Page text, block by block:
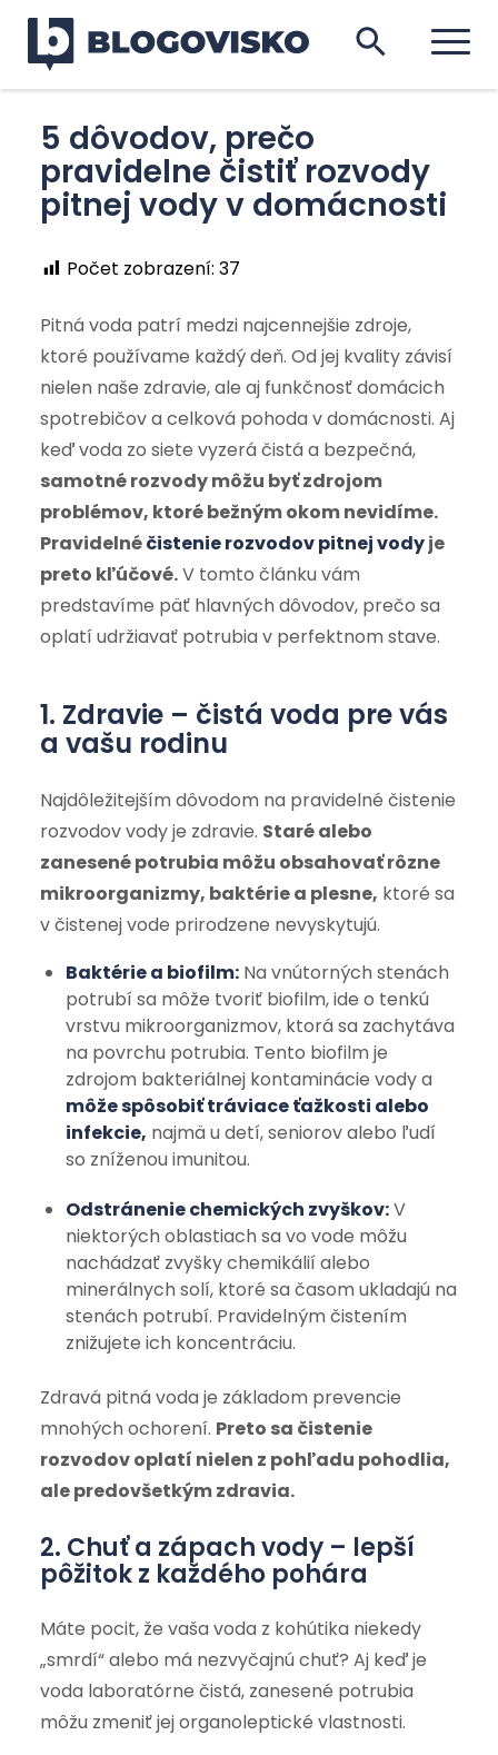
5 dôvodov, prečo
pravidelne čistiť rozvody
pitnej vody v domácnosti
Počet zobrazení: 37
Pitná voda patrí medzi najcennejšie zdroje,
ktoré používame každý deň. Od jej kvality závisí
nielen naše zdravie, ale aj funkčnosť domácich
spotrebičov a celková pohoda v domácnosti. Aj
keď voda zo siete vyzerá čistá a bezpečná,
samotné rozvody môžu byť zdrojom
problémov, ktoré bežným okom nevidíme.
Pravidelnéčistenie rozvodov pitnej vodyje
preto kľúčové.V tomto článku vám
predstavíme päť hlavných dôvodov, prečo sa
oplatí udržiavať potrubia v perfektnom stave.
1. Zdravie – čistá voda pre vás
a vašu rodinu
Najdôležitejším dôvodom na pravidelné čistenie
rozvodov vody je zdravie. Staré alebo
zanesené potrubia môžu obsahovať rôzne
mikroorganizmy, baktérie a plesne, ktoré sa
v čistenej vode prirodzene nevyskytujú.
Baktérie a biofilm:Na vnútorných stenách
potrubí sa môže tvoriť biofilm, ide o tenkú
vrstvu mikroorganizmov, ktorá sa zachytáva
na povrchu potrubia. Tento biofilm je
zdrojom bakteriálnej kontaminácie vody a
môže spôsobiť tráviace ťažkosti alebo
infekcie, najmä u detí, seniorov alebo ľudí
so zníženou imunitou.
Odstránenie chemických zvyškov:V
niektorých oblastiach sa vo vode môžu
nachádzať zvyšky chemikálií alebo
minerálnych solí, ktoré sa časom ukladajú na
stenách potrubí. Pravidelným čistením
znižujete ich koncentráciu.
Zdravá pitná voda je základom prevencie
mnohých ochorení. Preto sa čistenie
rozvodov oplatí nielen z pohľadu pohodlia,
ale predovšetkým zdravia.
2. Chuť a zápach vody – lepší
pôžitok z každého pohára
Máte pocit, že vaša voda z kohútika niekedy
„smrdí“ alebo má nezvyčajnú chuť? Aj keď je
voda laboratórne čistá, zanesené potrubia
môžu zmeniť jej organoleptické vlastnosti.